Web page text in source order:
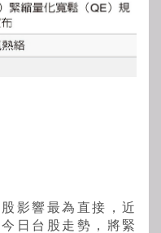
影響最為直接，近
日台股走勢，將緊